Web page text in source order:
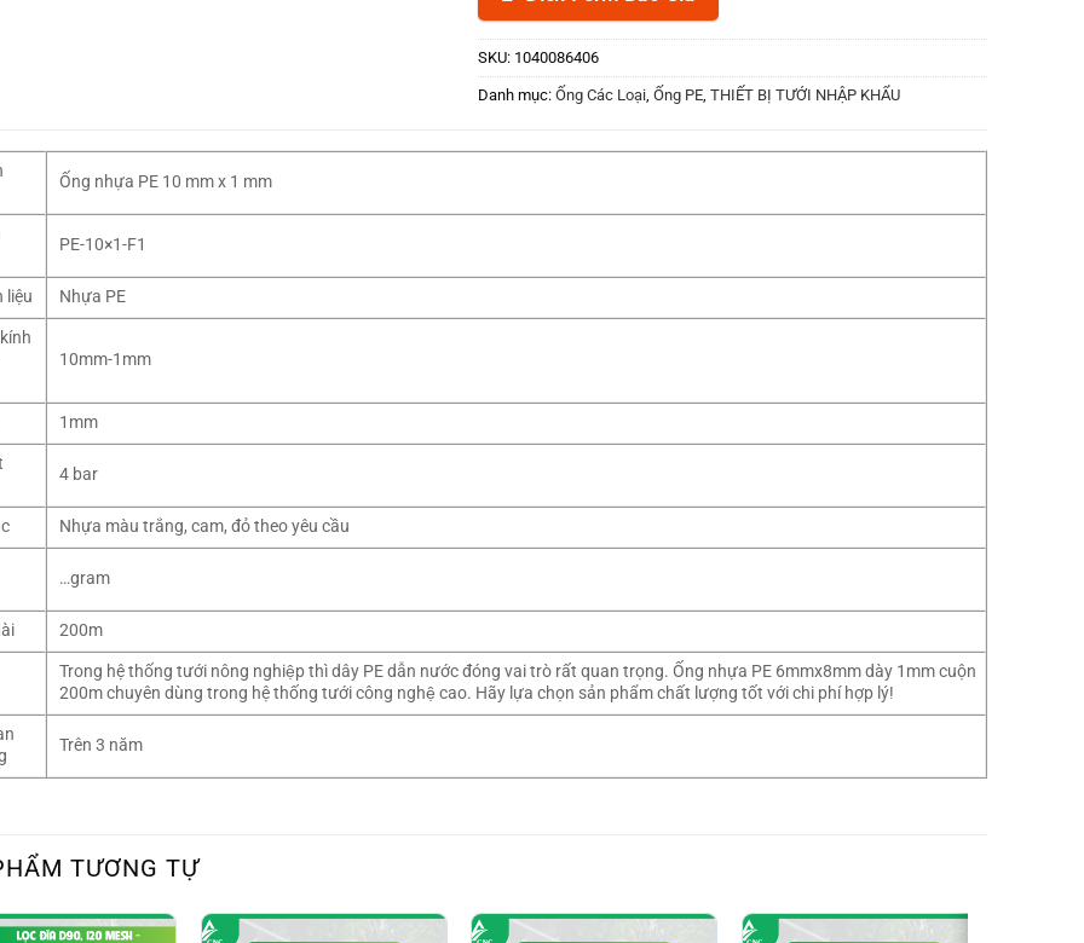
SKU: 1040086406
Danh mục: Ống Các Loại, Ống PE, THIẾT BỊ TƯỚI NHẬP KHẨU
Ống nhựa PE 10 mm x 1 mm
PE-10×1-F1
liệu
Nhựa PE
10mm-1mm
1mm
4 bar
Nhựa màu trắng, cam, đỏ theo yêu cầu
…gram
200m
Trong hệ thống tưới nông nghiệp thì dây PE dẫn nước đóng vai trò rất quan trọng. Ống nhựa PE 6mmx8mm dày 1mm cuộn
200m chuyên dùng trong hệ thống tưới công nghệ cao. Hãy lựa chọn sản phẩm chất lượng tốt với chi phí hợp lý!
Trên 3 năm
TƯƠNG TỰ